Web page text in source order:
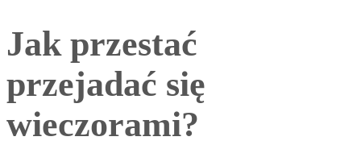
Jak przestać
przejadać się
wieczorami?